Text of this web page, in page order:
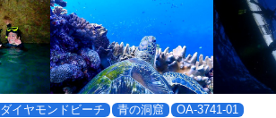
ダイヤモンドビーチ 青の洞窟 OA-3741-01